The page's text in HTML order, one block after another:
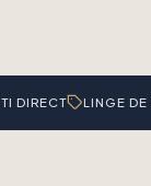
DIRECT LINGE DE